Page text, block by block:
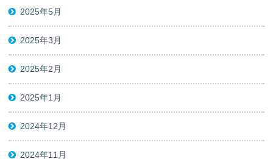
2025年5月
2025年3月
2025年2月
2025年1月
2024年12月
2024年11月